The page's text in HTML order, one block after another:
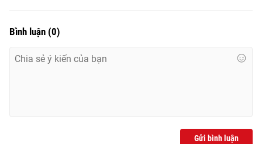
Bình luận (0)
Gửi bình luận